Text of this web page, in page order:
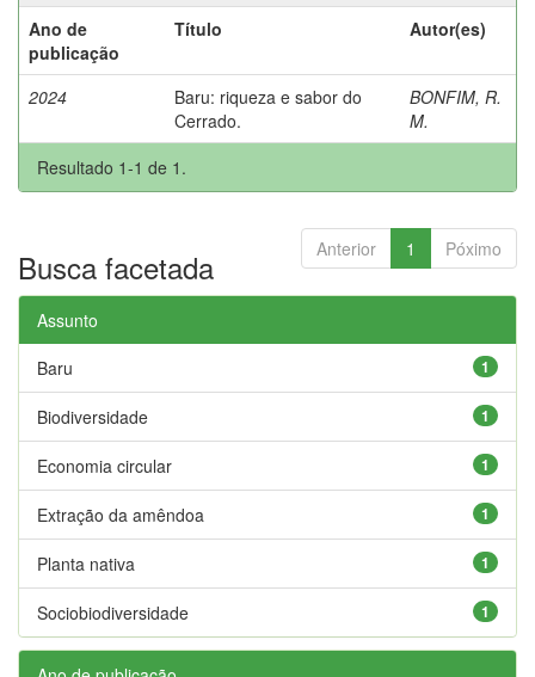
Ano de
publicação
Título Autor(es)
2024
Baru: riqueza e sabor do
Cerrado.
BONFIM, R.
M.
Resultado 1-1 de 1.
Anterior 1 Póximo
Busca facetada
Assunto
1
Baru
1
Biodiversidade
1
Economia circular
1
Extração da amêndoa
1
Planta nativa
1
Sociobiodiversidade